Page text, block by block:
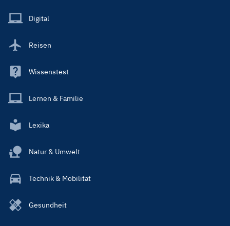
Main
Digital
Reisen
Wissenstest
Lernen & Familie
Lexika
Natur & Umwelt
Technik & Mobilität
Gesundheit